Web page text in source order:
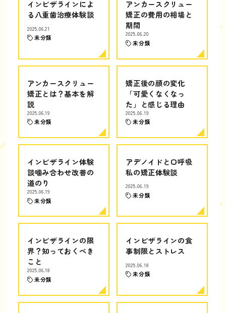
インビザラインによ
る八重歯治療体験談
2025.06.21
未分類
アンカースクリュー
矯正の費用の相場と
期間
2025.06.20
未分類
アンカースクリュー
矯正とは？基本を解
説
2025.06.19
未分類
矯正後の顔の変化
「可愛くなくなっ
た」と感じる理由
2025.06.19
未分類
インビザライン体験
談噛み合わせ改善の
道のり
2025.06.19
未分類
アデノイドと口呼吸
私の矯正体験談
2025.06.19
未分類
インビザラインの限
界？知っておくべき
こと
2025.06.18
未分類
インビザラインの食
事制限とストレス
2025.06.18
未分類